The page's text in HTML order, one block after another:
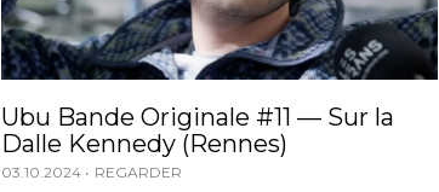
Ubu Bande Originale #11 — Sur la
Dalle Kennedy (Rennes)
03.10.2024 REGARDER